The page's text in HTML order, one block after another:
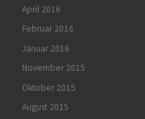
April 2016
Februar 2016
Januar 2016
November 2015
Oktober 2015
August 2015